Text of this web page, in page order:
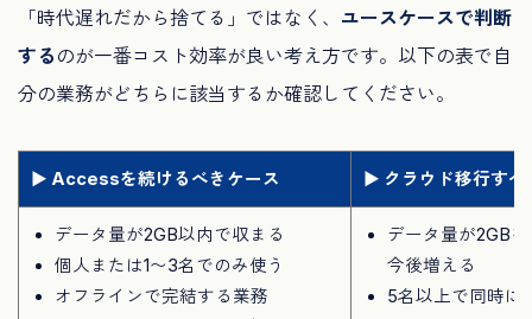
「時代遅れだから捨てる」ではなく、 ユースケースで判断
する のが一番コスト効率が良い考え方です。以下の表で自
分の業務がどちらに該当するか確認してください。
▶ Accessを続けるべきケース ▶ クラウド移行すべ
データ量が2GB以内で収まる
個人または1〜3名でのみ使う
オフラインで完結する業務
データ量が2GB
今後増える
5名以上で同時に